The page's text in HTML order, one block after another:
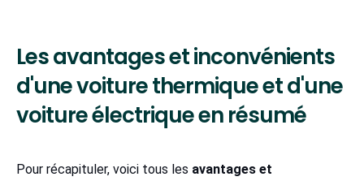
Les avantages et inconvénients
d'une voiture thermique et d'une
voiture électrique en résumé
Pour récapituler, voici tous les avantages et